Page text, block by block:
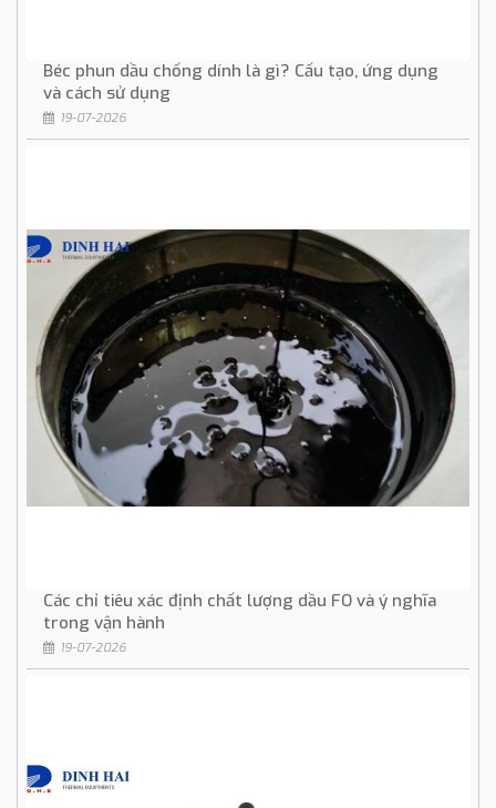
Béc phun dầu chống dính là gì? Cấu tạo, ứng dụng
và cách sử dụng
19-07-2026
Các chỉ tiêu xác định chất lượng dầu FO và ý nghĩa
trong vận hành
19-07-2026